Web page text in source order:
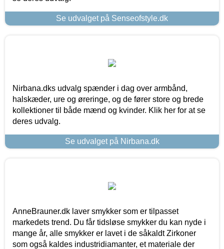
Se udvalget på Senseofstyle.dk
Nirbana.dks udvalg spænder i dag over armbånd,
halskæder, ure og øreringe, og de fører store og brede
kollektioner til både mænd og kvinder. Klik her for at se
deres udvalg.
Se udvalget på Nirbana.dk
AnneBrauner.dk laver smykker som er tilpasset
markedets trend. Du får tidsløse smykker du kan nyde i
mange år, alle smykker er lavet i de såkaldt Zirkoner
som også kaldes industridiamanter, et materiale der